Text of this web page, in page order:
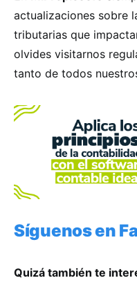
actualizaciones sobre
tributarias que
olvides visitarnos
tanto de todos
Síguenos en
Quizá también te